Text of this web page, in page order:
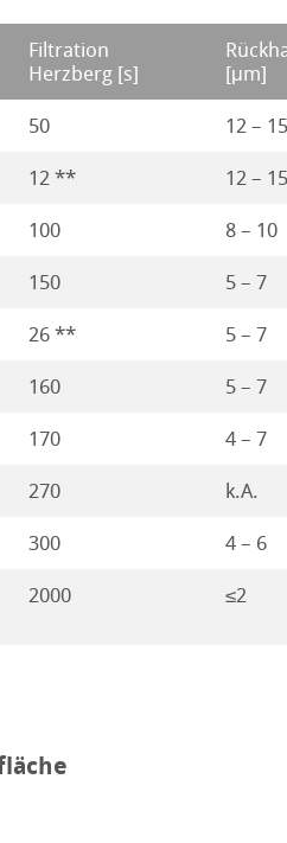
Filtration
Herzberg [s]
[μm]
50 12 – 15
12 ** 12 – 15
100 8 – 10
150 5 – 7
26 ** 5 – 7
160 5 – 7
170 4 – 7
270 k.A.
300 4 – 6
2000 ≤2